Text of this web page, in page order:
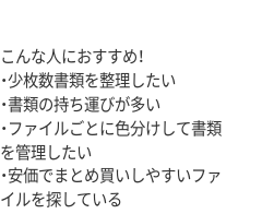
こんな人におすすめ！
・少枚数書類を整理したい
・書類の持ち運びが多い
・ファイルごとに色分けして書類
を管理したい
・安価でまとめ買いしやすいファ
イルを探している